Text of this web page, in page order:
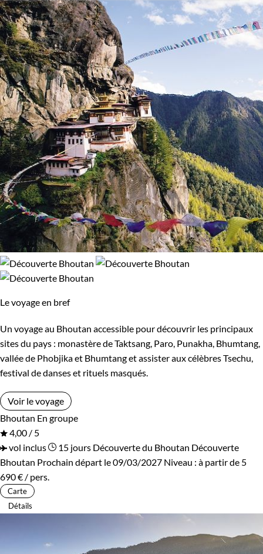
92% de satisfaction 13 avis
brut à flanc de colline
, aux monastères et temples
bouddhistes du Bhumtang , cœur spirituel du royaume. Vous
serez époustouflé par lafaune unique du la vallée de
Phobjikha, où les grues à col noir viennent migrer. Tout au
long d'untrekking au Bhoutan
habitants vous permettront d'apprécier l'hospitalité
remarquable de ce berceau du "Bonheur National Brut". Lors
de festival, vous assisterez également aux magnifiques
rituels qui accompagnent chaque séance de tir à l'arc, à la
fois sport national et tradition séculaire.
Laissez-vous sublimer par ce que le Bhoutan a de mieux à
offrir : plongez corps et âme dans une aventure humaine
unique au cœur de cette enclave préservée, à la beauté
farouche et à la qualité de vie hors-norme.
Guide de voyage Bhoutan
Activité
Découverte Trek
Confort
Bivouac, sous tente Standard
Le voyage en bref
Un voyage au Bhoutan accessible pour découvrir les principaux
sites du pays : monastère de Taktsang, Paro, Punakha, Bhumtang,
vallée de Phobjika et Bhumtang et assister aux célèbres Tsechu,
festival de danses et rituels masqués.
Voir le voyage
Bhoutan En groupe
4,00 / 5
vol inclus
15 jours Découverte du Bhoutan Découverte
Bhoutan Prochain départ le 09/03/2027 Niveau : à partir de 5
690 € / pers.
Carte
Détails